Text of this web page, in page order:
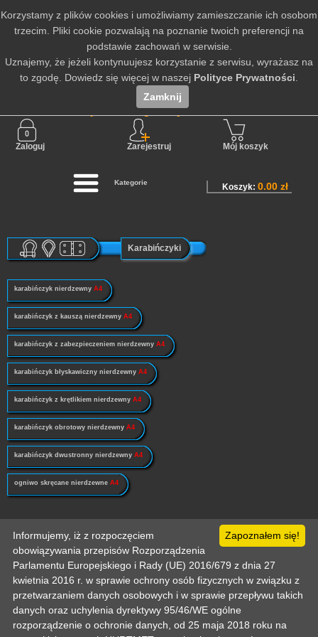
Nie jesteś zalogowany
Zaloguj Zarejestruj Mój koszyk
Kategorie
Karabińczyki
karabińczyk nierdzewny A4
karabińczyk z kauszą nierdzewny A4
karabińczyk z zabezpieczeniem nierdzewny A4
karabińczyk błyskawiczny nierdzewny A4
karabińczyk z krętlikiem nierdzewny A4
karabińczyk obrotowy nierdzewny A4
karabińczyk dwustronny nierdzewny A4
ogniwo skręcane nierdzewne A4
Strona główna Pomoc Informacje techniczne Politka prywatności
Odo
Zaloguj Mój koszyk
Copyright © 2003-2026 by :: HURTMET.PL :: Wszelkie prawa zastrzeżone
Publikowanie materiałów (w tym grafiki) tylko za zgodą HURTMET.PL
Regulamin
Koszyk:0.00 zł
Zapoznałem się!
Informujemy, iż z rozpoczęciem
obowiązywania przepisów Rozporządzenia
Parlamentu Europejskiego i Rady (UE) 2016/679 z dnia 27
kwietnia 2016 r. w sprawie ochrony osób fizycznych w związku z
przetwarzaniem danych osobowych i w sprawie przepływu takich
danych oraz uchylenia dyrektywy 95/46/WE ogólne
rozporządzenie o ochronie danych, od 25 maja 2018 roku na
Korzystamy z plików cookies i umożliwiamy zamieszczanie ich osobom
trzecim. Pliki cookie pozwalają na poznanie twoich preferencji na
podstawie zachowań w serwisie.
Uznajemy, że jeżeli kontynuujesz korzystanie z serwisu, wyrażasz na
to zgodę. Dowiedz się więcej w naszej Polityce Prywatności
Zamknij